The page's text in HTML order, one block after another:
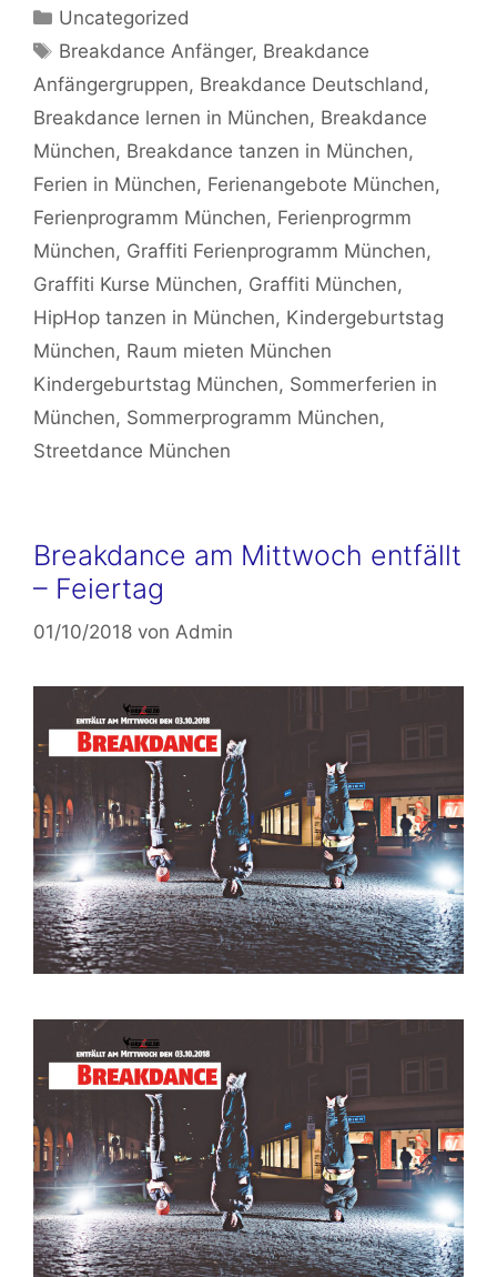
Kategorien
Uncategorized
Schlagwörter
Breakdance Anfänger, Breakdance
Anfängergruppen, Breakdance Deutschland,
Breakdance lernen in München, Breakdance
München, Breakdance tanzen in München,
Ferien in München, Ferienangebote München,
Ferienprogramm München, Ferienprogrmm
München, Graffiti Ferienprogramm München,
Graffiti Kurse München, Graffiti München,
HipHop tanzen in München, Kindergeburtstag
München, Raum mieten München
Kindergeburtstag München, Sommerferien in
München, Sommerprogramm München,
Streetdance München
Breakdance am Mittwoch entfällt
– Feiertag
01/10/2018 von Admin